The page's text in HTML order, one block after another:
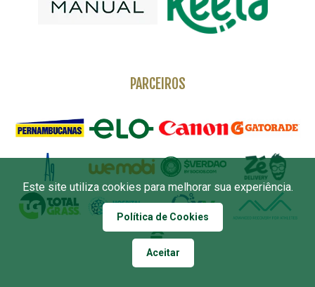
PARCEIROS
Este site utiliza cookies para melhorar sua experiência.
Política de Cookies
Aceitar